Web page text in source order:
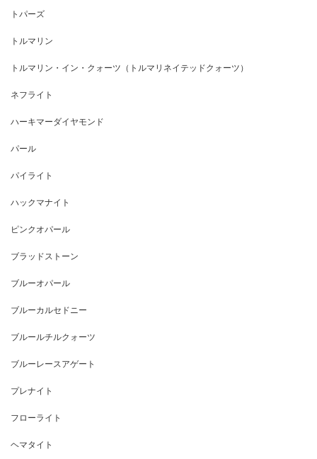
トパーズ
トルマリン
トルマリン・イン・クォーツ（トルマリネイテッドクォーツ）
ネフライト
ハーキマーダイヤモンド
パール
パイライト
ハックマナイト
ピンクオパール
ブラッドストーン
ブルーオパール
ブルーカルセドニー
ブルールチルクォーツ
ブルーレースアゲート
プレナイト
フローライト
ヘマタイト